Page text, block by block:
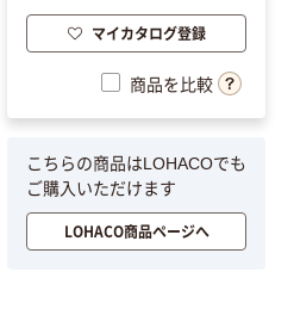
マイカタログ登録
商品を比較
こちらの商品はLOHACOでも
ご購入いただけます
LOHACO商品ページへ